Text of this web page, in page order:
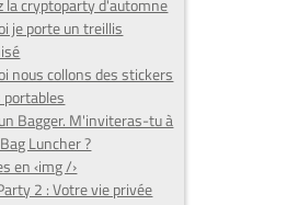
la cryptoparty d'automne
je porte un treillis
nous collons des stickers
Bagger. M'inviteras-tu à
Luncher ?
en ‹img /›
2 : Votre vie privée